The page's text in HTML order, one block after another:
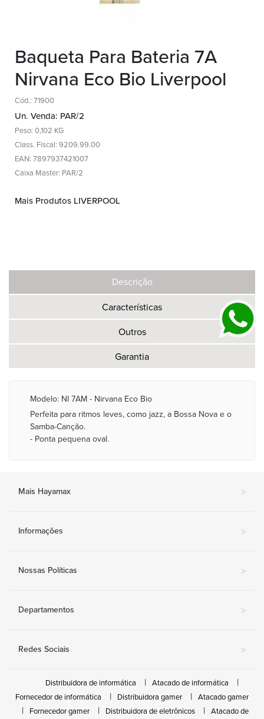
Baqueta Para Bateria 7A
Nirvana Eco Bio Liverpool
Cód.: 71900
Un. Venda: PAR/2
Peso: 0,102 KG
Class. Fiscal: 9209.99.00
EAN: 7897937421007
Caixa Master: PAR/2
Mais Produtos LIVERPOOL
Descrição
Características
Outros
Garantia
Modelo: NI 7AM - Nirvana Eco Bio
Perfeita para ritmos leves, como jazz, a Bossa Nova e o
Samba-Canção.
- Ponta pequena oval.
Mais Hayamax >
Informações >
Nossas Políticas >
Departamentos >
Redes Sociais >
Distribuidora de informática
Atacado de informática
Fornecedor de informática
Distribuidora gamer
Atacado gamer
Fornecedor gamer
Distribuidora de eletrônicos Atacado de